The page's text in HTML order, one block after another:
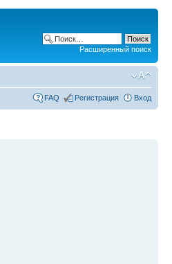
Расширенный поиск
FAQ Регистрация Вход